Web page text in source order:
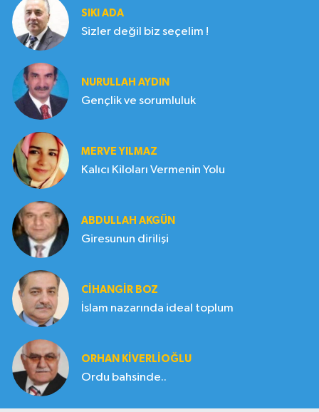
SIKI ADA
Sizler değil biz seçelim !
NURULLAH AYDIN
Gençlik ve sorumluluk
MERVE YILMAZ
Kalıcı Kiloları Vermenin Yolu
ABDULLAH AKGÜN
Giresunun dirilişi
CIHANGIR BOZ
İslam nazarında ideal toplum
ORHAN KIVERLIOĞLU
Ordu bahsinde..